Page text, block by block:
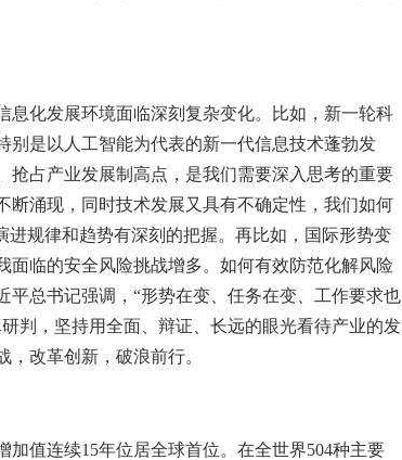
化发展环境面临深刻复杂变化。比如，新一轮科
别是以人工智能为代表的新一代信息技术蓬勃发
抢占产业发展制高点，是我们需要深入思考的重要
涌现，同时技术发展又具有不确定性，我们如何
规律和趋势有深刻的把握。再比如，国际形势变
临的安全风险挑战增多。如何有效防范化解风险
总书记强调，“形势在变、任务在变、工作要求也
判，坚持用全面、辩证、长远的眼光看待产业的发
改革创新，破浪前行。
值连续15年位居全球首位。在全世界504种主要